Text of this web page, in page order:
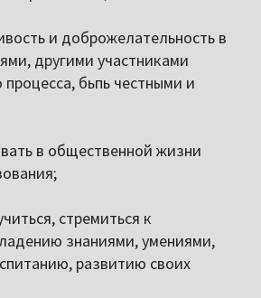
и доброжелательность в
другими участниками
бьпь честными и
в общественной жизни
стремиться к
знаниями, умениями,
развитию своих